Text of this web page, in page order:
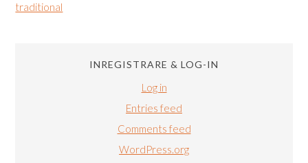
traditional
INREGISTRARE & LOG-IN
Log in
Entries feed
Comments feed
WordPress.org